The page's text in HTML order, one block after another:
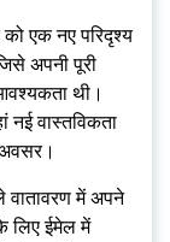
एक नए परिदृश्य
अपनी पूरी
थी।
नई वास्तविकता
वातावरण में अपने
लिए ईमेल में